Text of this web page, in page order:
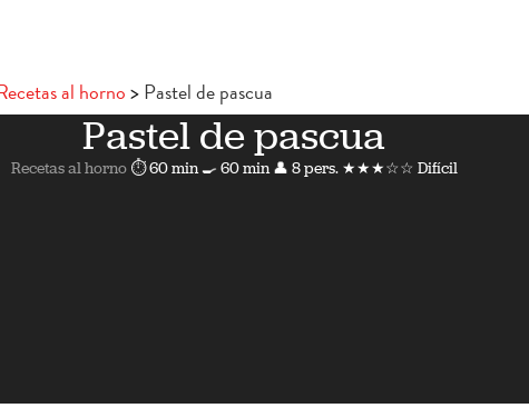
al horno Pastel de pascua
Pastel de pascua
Recetas al horno ⏱ 60 min🍳 60 min 👤 8 pers. ★★★☆☆ Difícil